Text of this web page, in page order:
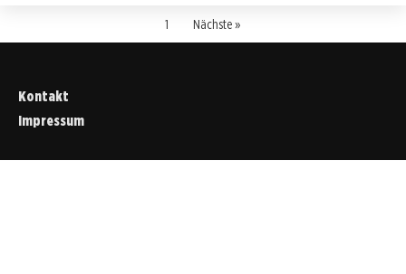
1 Nächste »
Kontakt
Impressum